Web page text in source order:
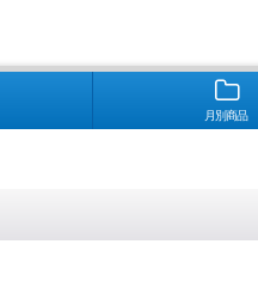
月別商品